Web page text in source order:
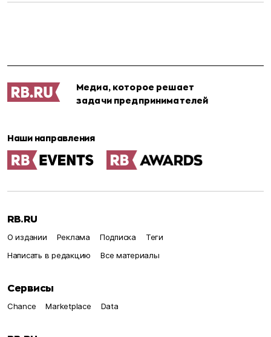
Медиа, которое решает
задачи предпринимателей
Наши направления
RB.RU
О издании Реклама Подписка
Теги
Написать в редакцию
Все материалы
Сервисы
Chance Marketplace Data